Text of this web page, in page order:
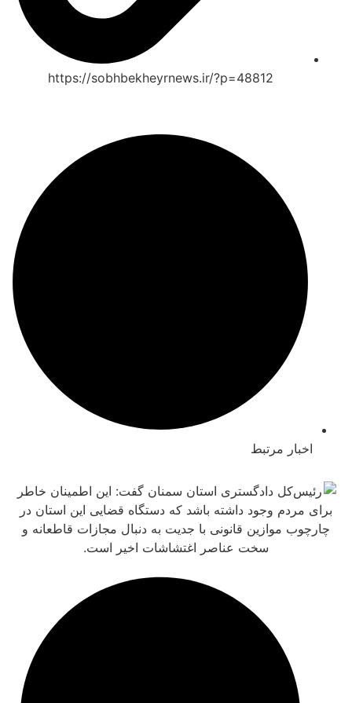
https://sobhbekheyrnews.ir/?p=48812
مرتبط